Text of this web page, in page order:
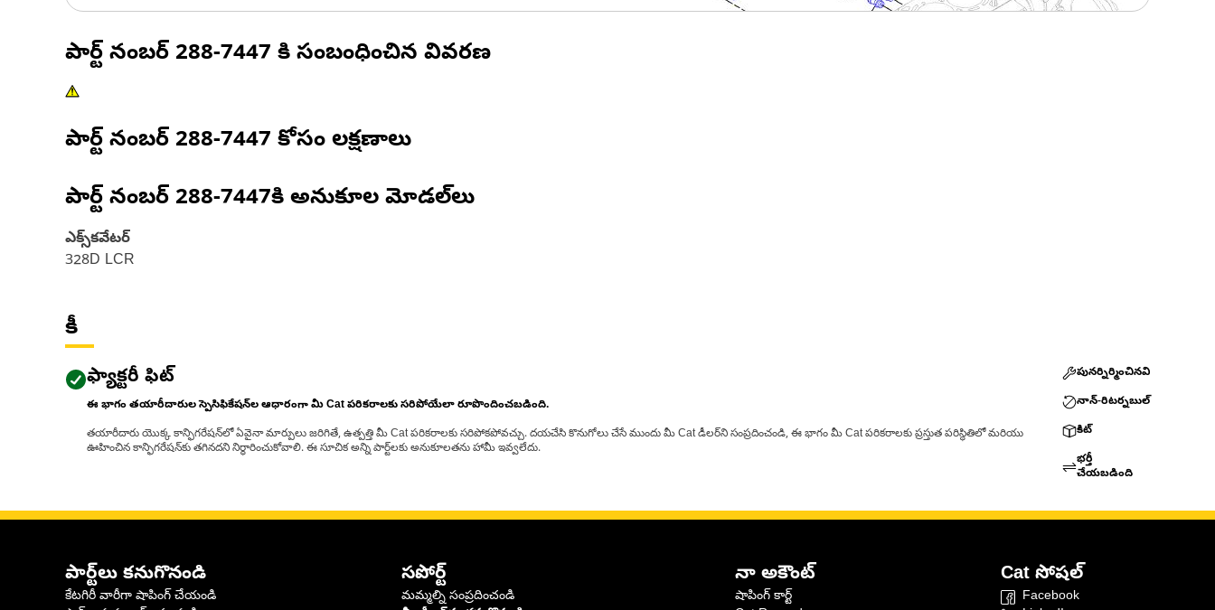
పార్ట్ నంబర్ 288-7447 కి సంబంధించిన వివరణ
పార్ట్ నంబర్ 288-7447 కోసం లక్షణాలు
పార్ట్ నంబర్ 288-7447కి అనుకూల మోడల్‌లు
ఎక్స్‌కవేటర్
328D LCR
కీ
ఫ్యాక్టరీ ఫిట్
ఈ భాగం తయారీదారుల స్పెసిఫికేషన్‌ల ఆధారంగా మీ Cat పరికరాలకు సరిపోయేలా రూపొందించబడింది.
తయారీదారు యొక్క కాన్ఫిగరేషన్‌లో ఏవైనా మార్పులు జరిగితే, ఉత్పత్తి మీ Cat పరికరాలకు సరిపోకపోవచ్చు. దయచేసి కొనుగోలు చేసే ముందు మీ Cat డీలర్‌ని సంప్రదించండి, ఈ భాగం మీ Cat పరికరాలకు ప్రస్తుత పరిస్థితిలో మరియు
ఊహించిన కాన్ఫిగరేషన్‌కు తగినదని నిర్ధారించుకోవాలి. ఈ సూచిక అన్ని పార్ట్‌లకు అనుకూలతను హామీ ఇవ్వలేదు.
పునర్నిర్మించినవి
నాన్-రిటర్నబుల్
కిట్
భర్తీ
చేయబడింది
పార్ట్‌లు కనుగొనండి
కేటగిరీ వారీగా షాపింగ్ చేయండి
సపోర్ట్
మమ్మల్ని సంప్రదించండి
నా అకౌంట్
షాపింగ్ కార్ట్
Cat సోషల్
Facebook